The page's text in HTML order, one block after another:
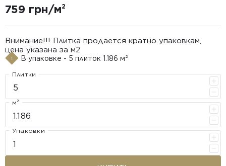
759 грн/м²
Внимание!!! Плитка продается кратно упаковкам,
цена указана за м2
В упаковке - 5 плиток 1.186 м²
Плитки
м²
Упаковки